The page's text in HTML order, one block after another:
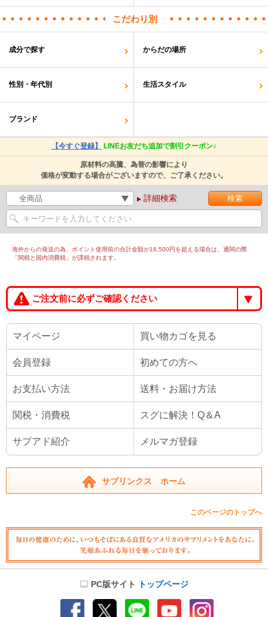
こだわり別
成分で探す からだの場所
性別・年代別 生活スタイル
ブランド
【今すぐ登録】 LINEお友だち追加で割引クーポン♪
原材料の高騰、為替の影響により
価格が変動する場合がございますので、ご了承ください。
詳細検索
海外からの発送の為、ポイント使用前の合計金額が16,500円を超える場合は、通関の際
「関税と国内消費税」が課税されます。
ご注文前に必ずご確認ください
マイページ 買い物カゴを見る
会員登録 初めての方へ
お支払い方法 送料・お届け方法
関税・消費税 スグに解決！Q＆A
サプアド紹介 メルマガ登録
サプリンクス ホーム
このページのトップへ
PC版サイト トップページ